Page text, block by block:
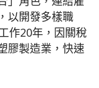
以開發多樣職
作20年，因關稅
膠製造業，快速